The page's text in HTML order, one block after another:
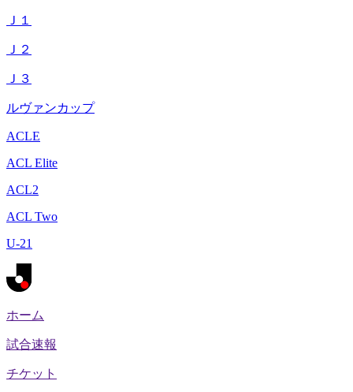
Ｊ１
Ｊ２
Ｊ３
ルヴァンカップ
ACLE
ACL Elite
ACL2
ACL Two
U-21
ホーム
試合速報
チケット